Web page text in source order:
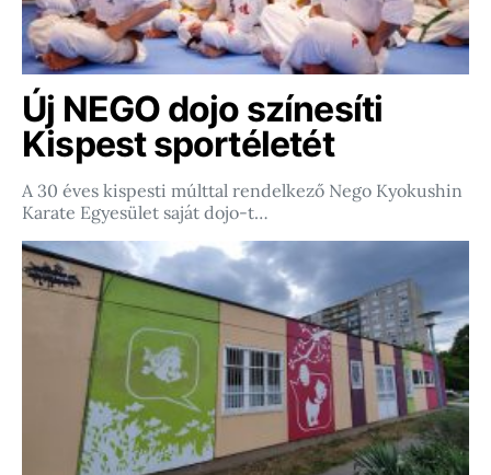
Új NEGO dojo színesíti
Kispest sportéletét
A 30 éves kispesti múlttal rendelkező Nego Kyokushin
Karate Egyesület saját dojo-t…